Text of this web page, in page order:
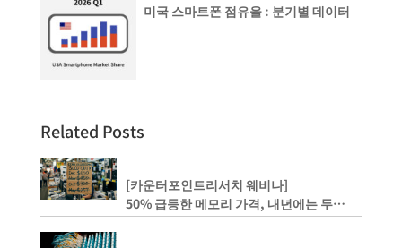
미국 스마트폰 점유율 : 분기별 데이터
Related Posts
[카운터포인트리서치 웨비나]
50% 급등한 메모리 가격, 내년에는 두
배까지 상승하나?